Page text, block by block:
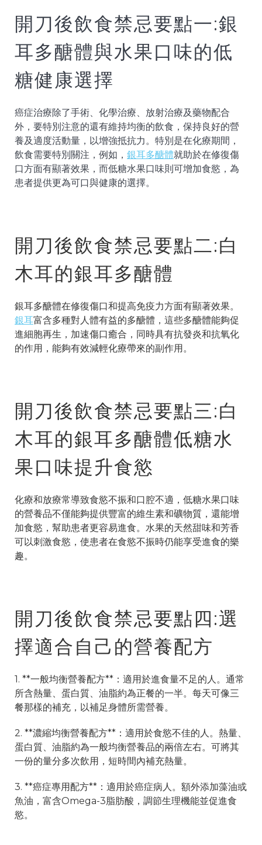
開刀後飲食禁忌要點一:銀
耳多醣體與水果口味的低
糖健康選擇
癌症治療除了手術、化學治療、放射治療及藥物配合
外，要特別注意的還有維持均衡的飲食，保持良好的營
養及適度活動量，以增強抵抗力。特別是在化療期間，
飲食需要特別關注，例如， 銀耳多醣體就助於在修復傷
口方面有顯著效果，而低糖水果口味則可增加食慾，為
患者提供更為可口與健康的選擇。
開刀後飲食禁忌要點二:白
木耳的銀耳多醣體
銀耳多醣體在修復傷口和提高免疫力方面有顯著效果。
銀耳富含多種對人體有益的多醣體，這些多醣體能夠促
進細胞再生，加速傷口癒合，同時具有抗發炎和抗氧化
的作用，能夠有效減輕化療帶來的副作用。
開刀後飲食禁忌要點三:白
木耳的銀耳多醣體低糖水
果口味提升食慾
化療和放療常導致食慾不振和口腔不適，低糖水果口味
的營養品不僅能夠提供豐富的維生素和礦物質，還能增
加食慾，幫助患者更容易進食。水果的天然甜味和芳香
可以刺激食慾，使患者在食慾不振時仍能享受進食的樂
趣。
開刀後飲食禁忌要點四:選
擇適合自己的營養配方
1. **一般均衡營養配方**：適用於進食量不足的人。通常
所含熱量、蛋白質、油脂約為正餐的一半。每天可像三
餐那樣的補充，以補足身體所需營養。
2. **濃縮均衡營養配方**：適用於食慾不佳的人。熱量、
蛋白質、油脂約為一般均衡營養品的兩倍左右。可將其
一份的量分多次飲用，短時間內補充熱量。
3. **癌症專用配方**：適用於癌症病人。額外添加藻油或
魚油，富含Omega-3脂肪酸，調節生理機能並促進食
慾。